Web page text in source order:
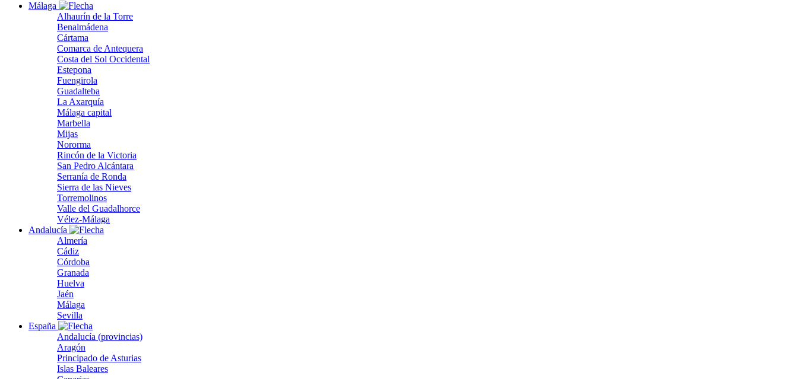
Málaga
Alhaurín de la Torre
Benalmádena
Cártama
Comarca de Antequera
Costa del Sol Occidental
Estepona
Fuengirola
Guadalteba
La Axarquía
Málaga capital
Marbella
Mijas
Nororma
Rincón de la Victoria
San Pedro Alcántara
Serranía de Ronda
Sierra de las Nieves
Torremolinos
Valle del Guadalhorce
Vélez-Málaga
Andalucía
Almería
Cádiz
Córdoba
Granada
Huelva
Jaén
Málaga
Sevilla
España
Andalucía (provincias)
Aragón
Principado de Asturias
Islas Baleares